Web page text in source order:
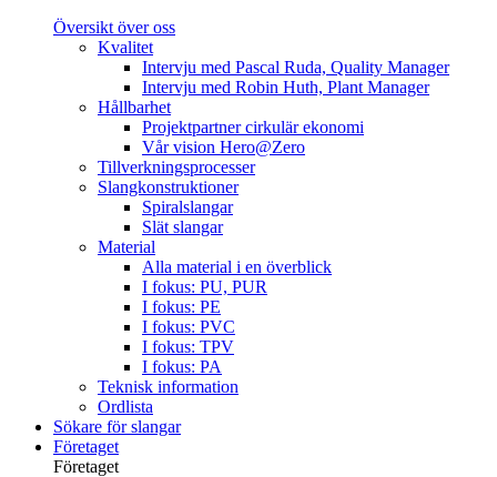
Översikt över oss
Kvalitet
Intervju med Pascal Ruda, Quality Manager
Intervju med Robin Huth, Plant Manager
Hållbarhet
Projektpartner cirkulär ekonomi
Vår vision Hero@Zero
Tillverkningsprocesser
Slangkonstruktioner
Spiralslangar
Slät slangar
Material
Alla material i en överblick
I fokus: PU, PUR
I fokus: PE
I fokus: PVC
I fokus: TPV
I fokus: PA
Teknisk information
Ordlista
Sökare för slangar
Företaget
Företaget